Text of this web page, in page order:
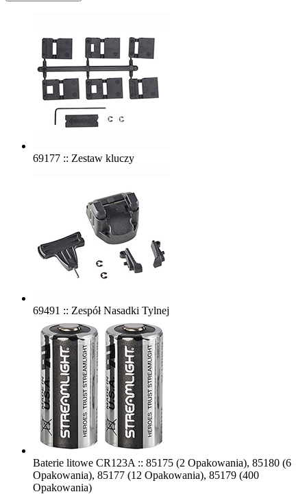
69177 :: Zestaw kluczy
69491 :: Zespół Nasadki Tylnej
Baterie litowe CR123A :: 85175 (2 Opakowania), 85180 (6
Opakowania), 85177 (12 Opakowania), 85179 (400
Opakowania)